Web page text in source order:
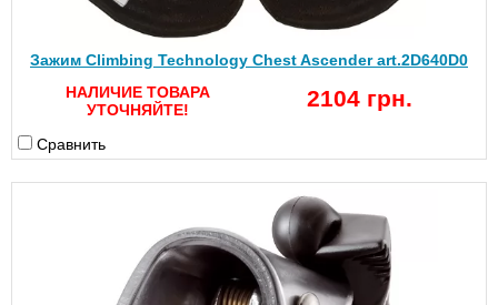
Зажим Climbing Technology Chest Ascender art.2D640D0
НАЛИЧИЕ ТОВАРА
УТОЧНЯЙТЕ!
2104 грн.
Сравнить